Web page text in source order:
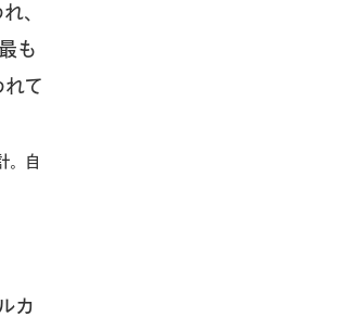
、
も
て
。自
カ